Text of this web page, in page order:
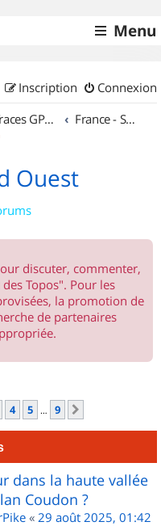
Menu
Connexion
Inscription
Traces GPS de randos VTT France - Sud Ouest
Ouest
discuter, commenter,
Topos". Pour les
la promotion de
de partenaires
4 5 … 9
dans la haute vallée
Coudon ?
« 29 août 2025, 01:42